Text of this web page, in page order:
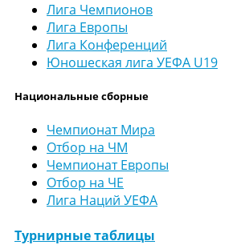
Лига Чемпионов
Лига Европы
Лига Конференций
Юношеская лига УЕФА U19
Национальные сборные
Чемпионат Мира
Отбор на ЧМ
Чемпионат Европы
Отбор на ЧЕ
Лига Наций УЕФА
Турнирные таблицы